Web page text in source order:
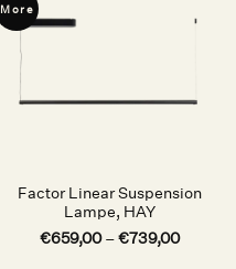
More
Wunschliste
Factor Linear Suspension
Lampe, HAY
€659,00–€739,00